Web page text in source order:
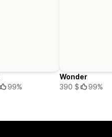
99%
Wonder
390 $
99%